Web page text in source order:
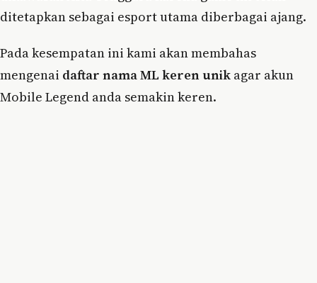
ditetapkan sebagai esport utama diberbagai ajang.
Pada kesempatan ini kami akan membahas
mengenai daftar nama ML keren unik agar akun
Mobile Legend anda semakin keren.